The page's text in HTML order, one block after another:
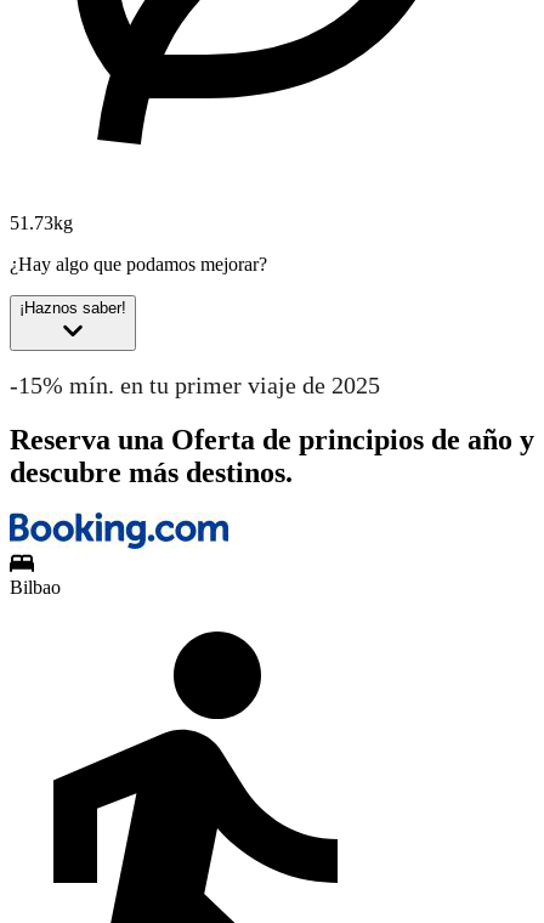
51.73kg
¿Hay algo que podamos mejorar?
¡Haznos saber!
-15% mín. en tu primer viaje de 2025
Reserva una Oferta de principios de año y
descubre más destinos.
Bilbao